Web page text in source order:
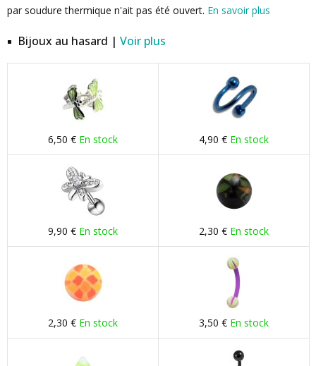
par soudure thermique n'ait pas été ouvert. En savoir plus
Bijoux au hasard | Voir plus
6,50 € En stock 4,90 € En stock
9,90 € En stock 2,30 € En stock
2,30 € En stock 3,50 € En stock